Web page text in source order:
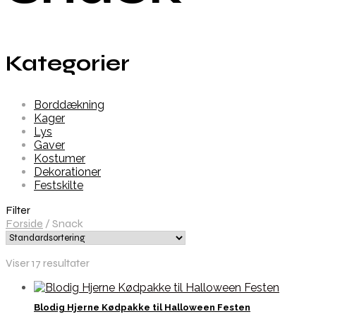
Kategorier
Borddækning
Kager
Lys
Gaver
Kostumer
Dekorationer
Festskilte
Filter
Forside / Snack
Viser 17 resultater
Blodig Hjerne Kødpakke til Halloween Festen